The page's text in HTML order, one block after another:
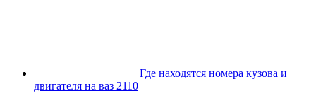
Где находятся номера кузова и
двигателя на ваз 2110